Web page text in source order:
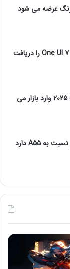
گوشی Galaxy A55 بزودی بتا One UI 7 را دریافت
گلکسی اس 25 اسلیم در فوریه 2025 وارد بازار می